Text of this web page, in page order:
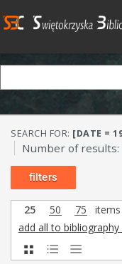
SEARCH FOR: [DATE =
Number of results:
filters
25 50 75
add all to bibliography